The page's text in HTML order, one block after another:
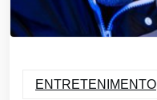
ENTRETENIMENTO